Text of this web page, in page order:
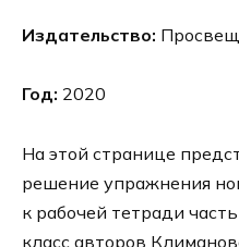
Издательство:
Год: 2020
На этой странице
решение упражнения
к рабочей тетради
класс авторов